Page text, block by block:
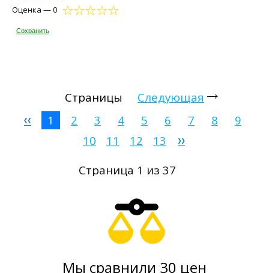
Оценка — 0
Сохранить
Страницы
Следующая
1
2 3 4 5 6 7 8
9
10
11 12
13
Страница 1 из 37
Мы сравнили 30 цен